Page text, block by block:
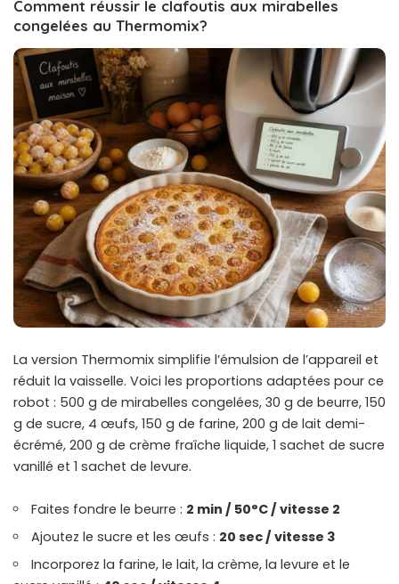
Comment réussir le clafoutis aux mirabelles
congelées au Thermomix?
La version Thermomix simplifie l’émulsion de l’appareil et
réduit la vaisselle. Voici les proportions adaptées pour ce
robot : 500 g de mirabelles congelées, 30 g de beurre, 150
g de sucre, 4 œufs, 150 g de farine, 200 g de lait demi-
écrémé, 200 g de crème fraîche liquide, 1 sachet de sucre
vanillé et 1 sachet de levure.
Faites fondre le beurre : 2 min / 50°C / vitesse 2
Ajoutez le sucre et les œufs : 20 sec / vitesse 3
Incorporez la farine, le lait, la crème, la levure et le